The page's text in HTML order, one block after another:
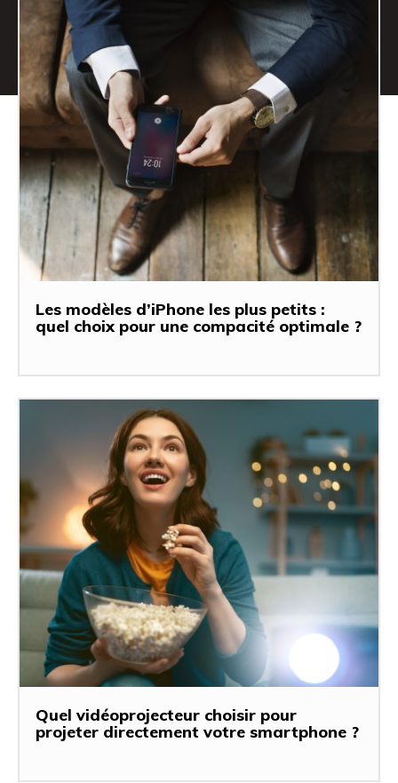
Les modèles d’iPhone les plus petits :
quel choix pour une compacité optimale ?
Quel vidéoprojecteur choisir pour
projeter directement votre smartphone ?